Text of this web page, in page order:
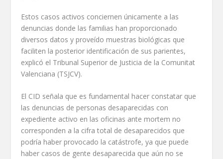
Estos casos activos conciernen únicamente a las
denuncias donde las familias han proporcionado
diversos datos y proveído muestras biológicas que
faciliten la posterior identificación de sus parientes,
explicó el Tribunal Superior de Justicia de la Comunitat
Valenciana (TSJCV).
El CID señala que es fundamental hacer constatar que
las denuncias de personas desaparecidas con
expediente activo en las oficinas ante mortem no
corresponden a la cifra total de desaparecidos que
podría haber provocado la catástrofe, ya que puede
haber casos de gente desaparecida que aún no se